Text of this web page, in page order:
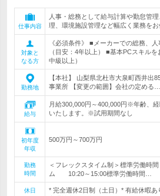
仕事内容
人事・総務として給与計算や勤怠管
理、環境施設管理など幅広く業務をお
対象と
なる方
《必須条件》 ■メーカーでの総務、
（目安：4年以上） ■基本PCスキル
中級以上）
勤務地
【本社】 山梨県北杜市大泉町西井出
事業所 【変更の範囲】会社の定める…
給与
月給300,000円～400,000円※年齢、
いたします。※試用期間なし
初年度
年収
500万円～700万円
勤務
時間
＜フレックスタイム制＞標準労働時
ム 10:20～15:00標準労働時間…
休日
* 完全週休2日制（土日）* 有給休暇あ